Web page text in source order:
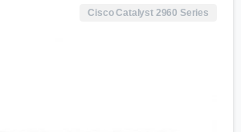
Cisco Catalyst 2960 Series